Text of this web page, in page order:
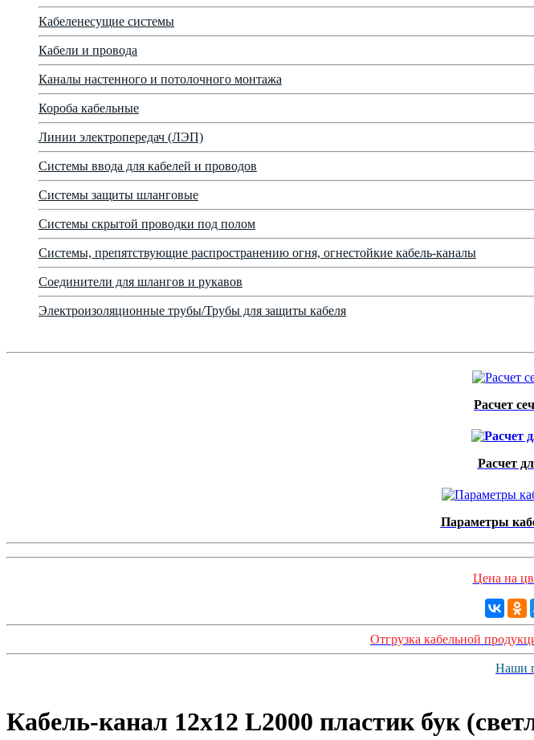
Кабеленесущие системы
Кабели и провода
Каналы настенного и потолочного монтажа
Короба кабельные
Линии электропередач (ЛЭП)
Системы ввода для кабелей и проводов
Системы защиты шланговые
Системы скрытой проводки под полом
Системы, препятствующие распространению огня, огнестойкие кабель-каналы
Соединители для шлангов и рукавов
Электроизоляционные трубы/Трубы для защиты кабеля
Расчет
Расчет
Параметры
Цена на
Отгрузка кабельной
Наши
Кабель-канал 12х12 L2000 пластик бук